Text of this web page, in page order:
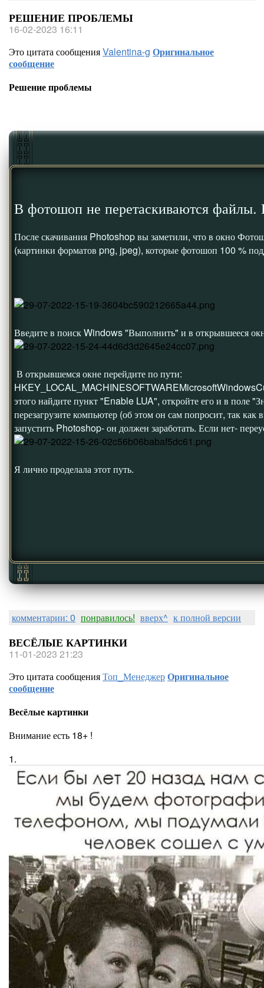
РЕШЕНИЕ ПРОБЛЕМЫ
16-02-2023 16:11
Это цитата сообщенияValentina-g Оригинальное
сообщение
Решение проблемы
В фотошоп не перетаскиваются
После скачивания Photoshop вы заметили, что в окно
(картинки форматов png, jpeg), которые фотошоп 100 %
Введите в поиск Windows "Выполнить" и в открывшееся
В открывшемся окне перейдите по пути:
этого найдите пункт "Enable LUA", откройте его и в поле
перезагрузите компьютер (об этом он сам попросит, так
запустить Photoshop- он должен заработать. Если нет-
Я лично проделала этот путь.
комментарии: 0 понравилось! вверх^ к полной версии
ВЕСЁЛЫЕ КАРТИНКИ
11-01-2023 21:23
Это цитата сообщенияТоп_МенеджерОригинальное
сообщение
Весёлые картинки
Внимание есть 18+ !
1.